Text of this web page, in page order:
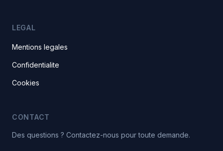
LEGAL
Mentions legales
Confidentialite
Cookies
CONTACT
Des questions ? Contactez-nous pour toute demande.